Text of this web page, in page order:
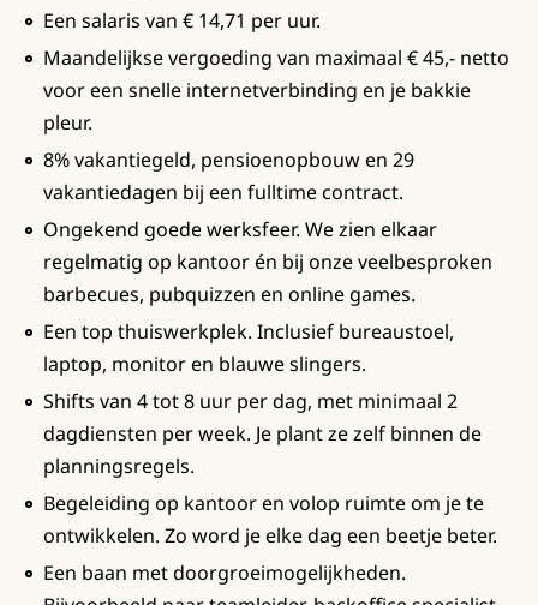
Een salaris van € 14,71 per uur.
Maandelijkse vergoeding van maximaal € 45,- netto
voor een snelle internetverbinding en je bakkie
pleur.
8% vakantiegeld, pensioenopbouw en 29
vakantiedagen bij een fulltime contract.
Ongekend goede werksfeer. We zien elkaar
regelmatig op kantoor én bij onze veelbesproken
barbecues, pubquizzen en online games.
Een top thuiswerkplek. Inclusief bureaustoel,
laptop, monitor en blauwe slingers.
Shifts van 4 tot 8 uur per dag, met minimaal 2
dagdiensten per week. Je plant ze zelf binnen de
planningsregels.
Begeleiding op kantoor en volop ruimte om je te
ontwikkelen. Zo word je elke dag een beetje beter.
Een baan met doorgroeimogelijkheden.